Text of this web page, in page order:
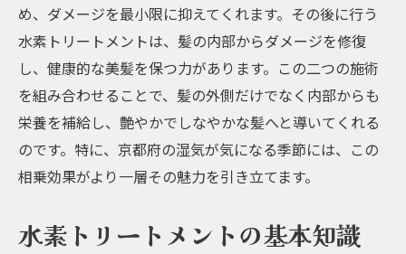
め、ダメージを最小限に抑えてくれます。その後に行う
水素トリートメントは、髪の内部からダメージを修復
し、健康的な美髪を保つ力があります。この二つの施術
を組み合わせることで、髪の外側だけでなく内部からも
栄養を補給し、艶やかでしなやかな髪へと導いてくれる
のです。特に、京都府の湿気が気になる季節には、この
相乗効果がより一層その魅力を引き立てます。
水素トリートメントの基本知識